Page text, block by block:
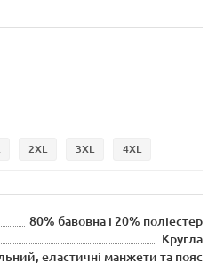
2XL 3XL 4XL
80% бавовна і 20% поліестер
Кругла
еластичні манжети та пояс